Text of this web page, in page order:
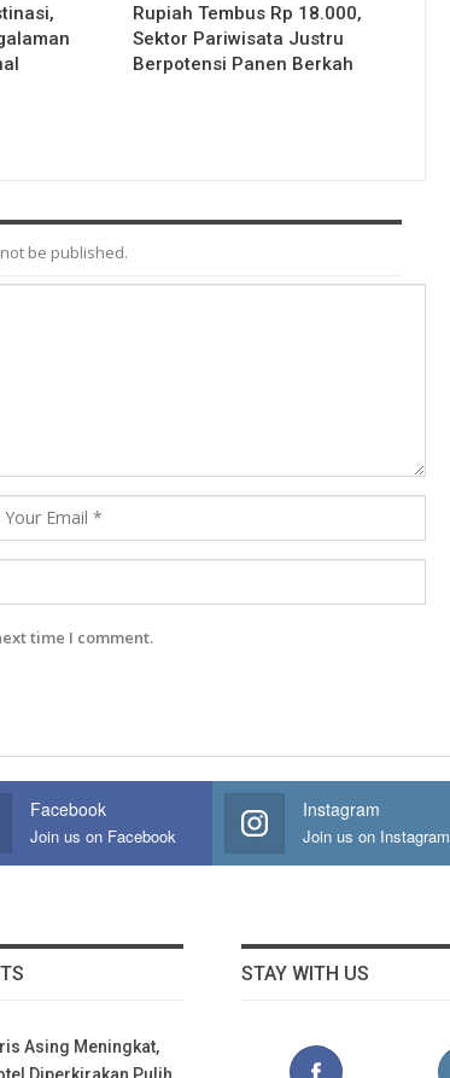
Rupiah Tembus Rp 18.000,
Sektor Pariwisata Justru
Berpotensi Panen Berkah
be published.
time I comment.
Facebook
Join us on Facebook
Instagram
Join us on Instagram
Asing Meningkat,
Diperkirakan Pulih
STAY WITH US